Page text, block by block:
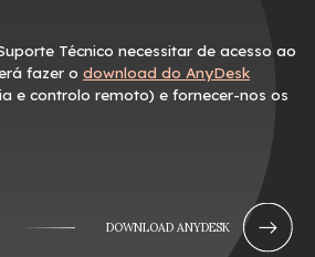
Técnico necessitar de acesso ao
fazer o download do AnyDesk
e controlo remoto) e fornecer-nos os
DOWNLOAD ANYDESK